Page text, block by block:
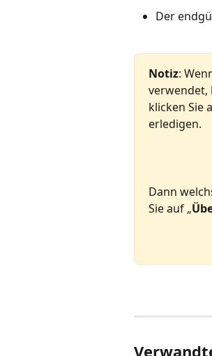
Der
Notiz:
verwendet,
klicken Sie
erledigen.
Dann
Sie auf „